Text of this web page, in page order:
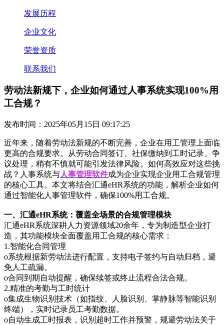
发展历程
企业文化
荣誉资质
联系我们
劳动法新规下，企业如何通过人事系统实现100%用
工合规？
发布时间：2025年05月15日 09:17:25
近年来，随着劳动法新规的不断完善，企业在用工管理上面临
更高的合规要求。从劳动合同签订、社保缴纳到工时记录、争
议处理，稍有不慎就可能引发法律风险。如何高效应对这些挑
战？人事系统与人事管理软件成为企业实现企业用工合规管理
的核心工具。本文将结合汇通eHR系统的功能，解析企业如何
通过智能化人事管理软件，确保100%用工合规。
一、汇通eHR系统：覆盖全场景的合规管理模块
汇通eHR系统深耕人力资源领域20余年，专为制造型企业打
造，其功能模块全面覆盖用工合规的核心需求：
1.智能化合同管理
o系统根据新劳动法进行配置，支持电子签约与自动归档，避
免人工疏漏。
o合同到期自动提醒，确保续签或终止流程合法合规。
2.精准的考勤与工时统计
o集成生物识别技术（如指纹、人脸识别、掌静脉等智能识别
终端），实时记录员工考勤数据。
o自动生成工时报表，识别超时工作并预警，规避劳动法关于